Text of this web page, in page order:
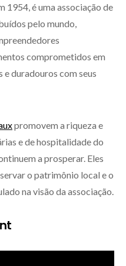
1954, é uma associação de
pelo mundo,
comprometidos em
duradouros com seus
promovem a riqueza e
e de hospitalidade do
a prosperar. Eles
o patrimônio local e o
na visão da associação.